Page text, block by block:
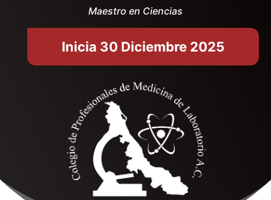
Maestro en Ciencias
Inicia 30 Diciembre 2025